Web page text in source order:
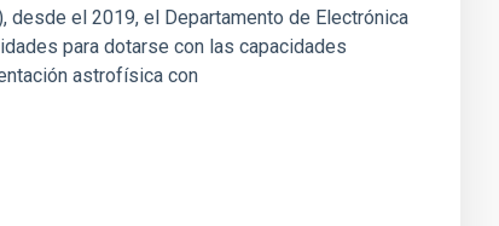
el 2019, el Departamento de Electrónica
para dotarse con las capacidades
astrofísica con